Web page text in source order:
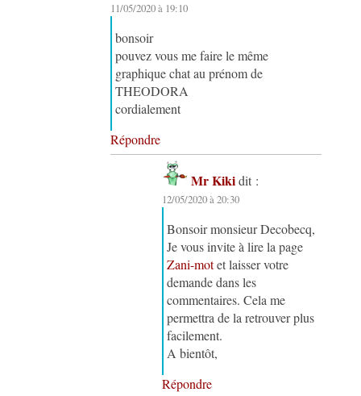
11/05/2020 à 19:10
bonsoir
pouvez vous me faire le même
graphique chat au prénom de
THEODORA
cordialement
Répondre
Mr Kiki dit :
12/05/2020 à 20:30
Bonsoir monsieur Decobecq,
Je vous invite à lire la page
Zani-motet laisser votre
demande dans les
commentaires. Cela me
permettra de la retrouver plus
facilement.
A bientôt,
Répondre